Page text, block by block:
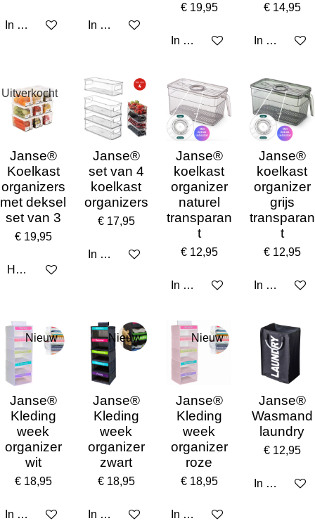
In winkelwagen In winkelwagen
€ 19,95
In winkelwagen
€ 14,95
In
Uitverkocht
Janse®
Koelkast
organizers
met deksel
set van 3
€ 19,95
Houd mij op de hoogte
Janse®
set van 4
koelkast
organizers
€ 17,95
In winkelwagen
Janse®
koelkast
organizer
naturel
transparan
t
€ 12,95
In winkelwagen
Janse®
koelkast
organizer
grijs
transparan
t
€ 12,95
In
Nieuw
Janse®
Kleding
week
organizer
wit
€ 18,95
In winkelwagen
Nieuw
Janse®
Kleding
week
organizer
zwart
€ 18,95
In winkelwagen
Nieuw
Janse®
Kleding
week
organizer
roze
€ 18,95
In winkelwagen
Janse®
Wasmand
laundry
€ 12,95
In